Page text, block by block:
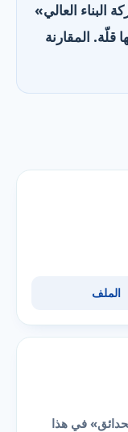
«شركة البناء العالي»
قلّة. المقارنة
الملف
في هذا